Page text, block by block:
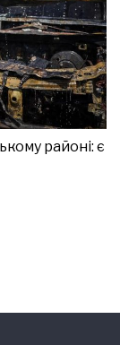
районі: є